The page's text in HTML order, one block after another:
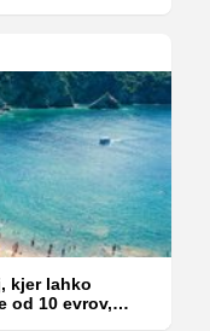
kjer lahko
od 10 evrov,